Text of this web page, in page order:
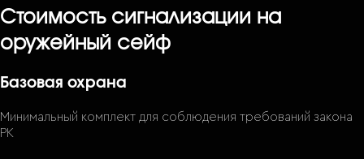
Стоимость сигнализации на
оружейный сейф
Базовая охрана
Минимальный комплект для соблюдения требований закона
РК